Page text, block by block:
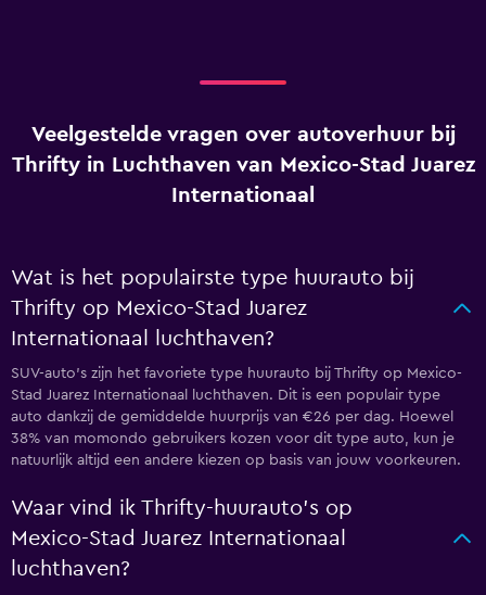
Veelgestelde vragen over autoverhuur bij
Thrifty in Luchthaven van Mexico-Stad Juarez
Internationaal
Wat is het populairste type huurauto bij
Thrifty op Mexico-Stad Juarez
Internationaal luchthaven?
SUV-auto's zijn het favoriete type huurauto bij Thrifty op Mexico-
Stad Juarez Internationaal luchthaven. Dit is een populair type
auto dankzij de gemiddelde huurprijs van €26 per dag. Hoewel
38% van momondo gebruikers kozen voor dit type auto, kun je
natuurlijk altijd een andere kiezen op basis van jouw voorkeuren.
Waar vind ik Thrifty-huurauto's op
Mexico-Stad Juarez Internationaal
luchthaven?